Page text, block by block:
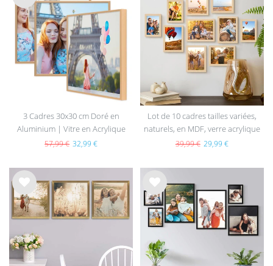
List
e de
sou
hait
s
3 Cadres 30x30 cm Doré en
Aluminium | Vitre en Acrylique
57,99 € 32,99 €
e de
sou
hait
Lot de 10 cadres tailles variées,
naturels, en MDF, verre acrylique
39,99 € 29,99 €
List
e de
sou
s
List
e de
sou
hait